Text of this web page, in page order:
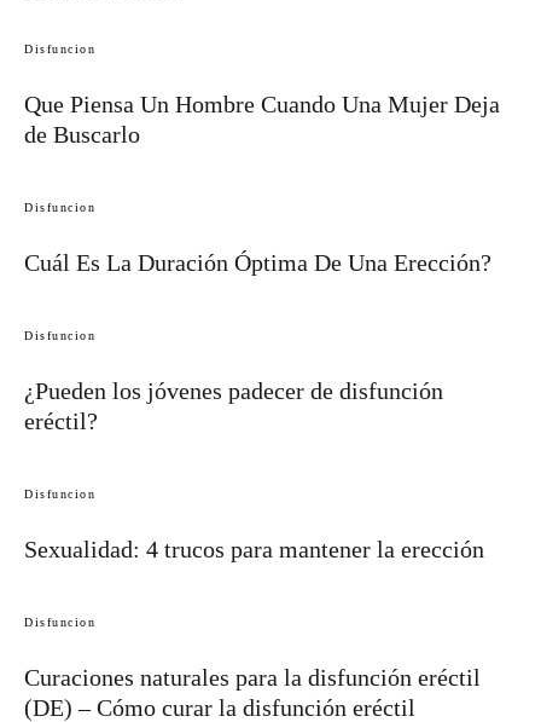
Disfuncion
Que Piensa Un Hombre Cuando Una Mujer Deja
de Buscarlo
Disfuncion
Cuál Es La Duración Óptima De Una Erección?
Disfuncion
¿Pueden los jóvenes padecer de disfunción
eréctil?
Disfuncion
Sexualidad: 4 trucos para mantener la erección
Disfuncion
Curaciones naturales para la disfunción eréctil
(DE) – Cómo curar la disfunción eréctil